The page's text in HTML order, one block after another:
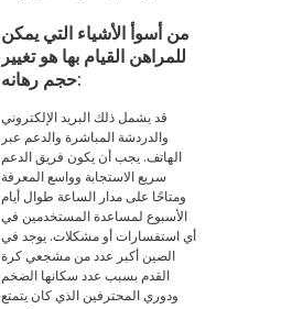
من أسوأ الأشياء التي يمكن
للمراهن القيام بها هو تغيير
حجم رهانه:
قد يشمل ذلك البريد الإلكتروني
والدردشة المباشرة والدعم عبر
الهاتف. يجب أن يكون فريق الدعم
سريع الاستجابة وواسع المعرفة
ومتاحًا على مدار الساعة طوال أيام
الأسبوع لمساعدة المستخدمين في
أي استفسارات أو مشكلات. يوجد في
الصين أكبر عدد من مشجعي كرة
القدم بسبب عدد سكانها الضخم
ودوري المحترفين الذي كان يتمتع